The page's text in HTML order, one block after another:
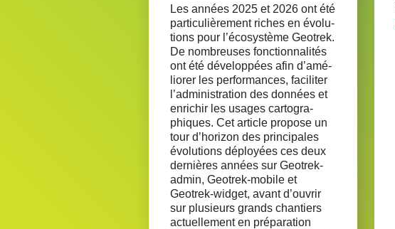
Les années 2025 et 2026 ont été
parti­cu­liè­re­ment riches en évolu­
tions pour l’éco­sys­tème Geotrek.
De nombreuses fonc­tion­na­li­tés
ont été déve­lop­pées afin d’amé­
lio­rer les perfor­mances, faci­li­ter
l’ad­mi­nis­tra­tion des données et
enri­chir les usages carto­gra­
phiques. Cet article propose un
tour d’ho­ri­zon des prin­ci­pales
évolu­tions déployées ces deux
dernières années sur Geotrek-
admin, Geotrek-mobile et
Geotrek-widget, avant d’ou­vrir
sur plusieurs grands chan­tiers
actuel­le­ment en prépa­ra­tion